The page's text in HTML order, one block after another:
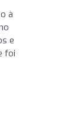
à
e
foi